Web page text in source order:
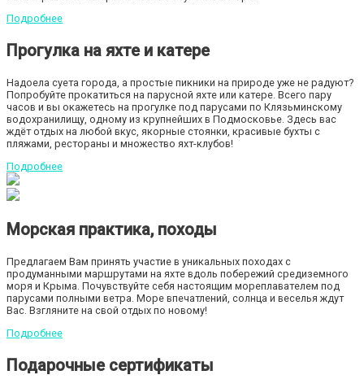
Подробнее
Прогулка на яхте и катере
Надоела суета города, а простые пикники на природе уже не радуют?
Попробуйте прокатиться на парусной яхте или катере. Всего пару
часов и вы окажетесь на прогулке под парусами по Клязьминскому
водохранилищу, одному из крупнейших в Подмосковье. Здесь вас
ждёт отдых на любой вкус, якорные стоянки, красивые бухты с
пляжами, рестораны и множество яхт-клубов!
Подробнее
Морская практика, походы
Предлагаем Вам принять участие в уникальных походах с
продуманными маршрутами на яхте вдоль побережий средиземного
моря и Крыма. Почувствуйте себя настоящим мореплавателем под
парусами полными ветра. Море впечатлений, солнца и веселья ждут
Вас. Взгляните на свой отдых по новому!
Подробнее
Подарочные сертификаты